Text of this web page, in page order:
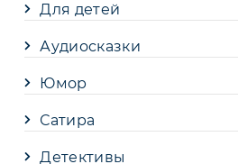
Для детей
Аудиосказки
Юмор
Сатира
Детективы